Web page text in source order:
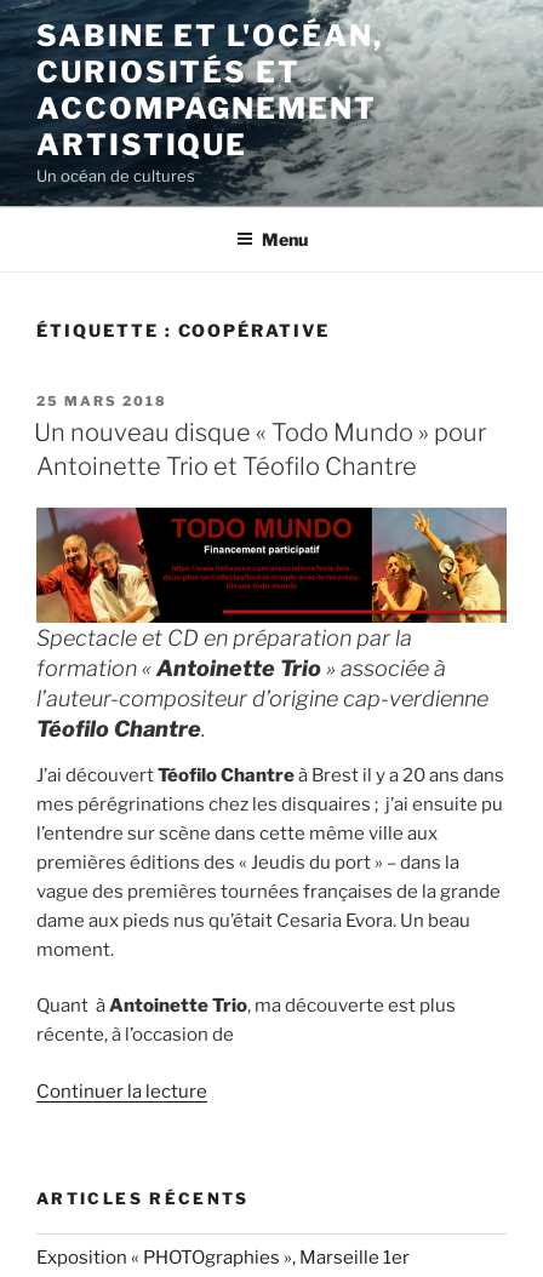
Aller
au
contenu
principal
SABINE ET L'OCÉAN,
CURIOSITÉS ET
ACCOMPAGNEMENT
ARTISTIQUE
Un océan de cultures
Menu
ÉTIQUETTE : COOPÉRATIVE
PUBLIÉ
LE
25 MARS 2018
Un nouveau disque « Todo Mundo » pour
Antoinette Trio et Téofilo Chantre
Spectacle et CD en préparation par la
formation «Antoinette Trio» associée à
l’auteur-compositeur d’origine cap-verdienne
Téofilo Chantre.
J’ai découvertTéofilo Chantreà Brest il y a 20 ans dans
mes pérégrinations chez les disquaires ; j’ai ensuite pu
l’entendre sur scène dans cette même ville aux
premières éditions des « Jeudis du port » – dans la
vague des premières tournées françaises de la grande
dame aux pieds nus qu’était Cesaria Evora. Un beau
moment.
Quant àAntoinette Trio, ma découverte est plus
récente, à l’occasion de
Continuer la lecture
« Todo
Mundo »
pour
ARTICLES RÉCENTS
Exposition « PHOTOgraphies », Marseille 1er